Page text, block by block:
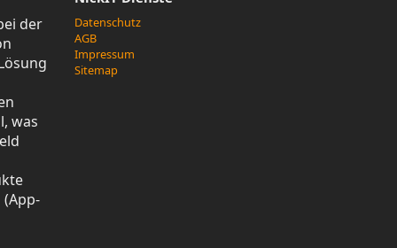
der
was
Datenschutz
AGB
Impressum
Sitemap